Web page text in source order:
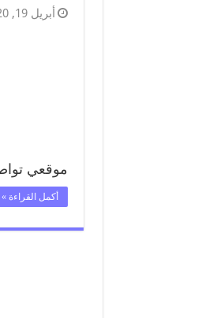
أبريل 19, 2020
موقعي تواصل معنا
أكمل القراءة »